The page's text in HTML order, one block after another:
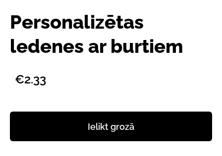
Personalizētas
ledenes ar burtiem
€2.33
Ielikt grozā